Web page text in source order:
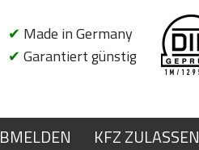
✔ Made in Germany
✔ Garantiert günstig
KFZ ZULASSEN